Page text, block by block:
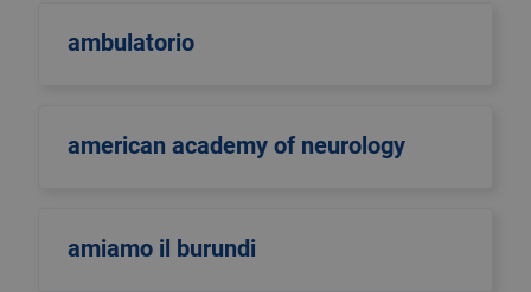
ambulatorio
american academy of neurology
amiamo il burundi